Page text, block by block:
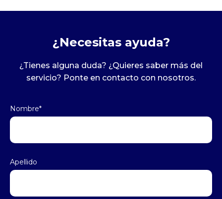
¿Necesitas ayuda?
¿Tienes alguna duda? ¿Quieres saber más del
servicio? Ponte en contacto con nosotros.
Nombre*
Apellido